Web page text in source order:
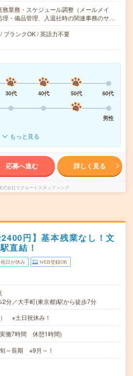
業務・スケジュール調整（メールメイ
理・備品管理、入退社時の関連事務のサ…
ブランクOK / 英語力不要
30代 40代 50代
60代
男性
もっと見る
応募へ進む 詳しく見る
式会社リクルートスタッフィング
2400円】基本残業なし！文
直結！
祝日が休み WEB登録OK
2分／大手町(東京都)駅から徒歩7分
※土日祝休み！
働7時間 休憩1時間)
～長期 ※9月～！